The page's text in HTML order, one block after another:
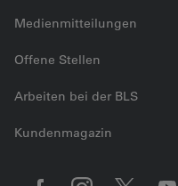
Medienmitteilungen
Offene Stellen
Arbeiten bei der BLS
Kundenmagazin